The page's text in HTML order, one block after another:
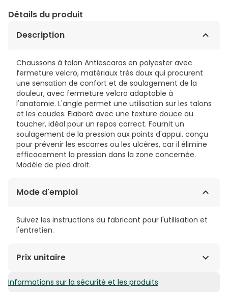
Détails du produit
Description
Chaussons à talon Antiescaras en polyester avec
fermeture velcro, matériaux très doux qui procurent
une sensation de confort et de soulagement de la
douleur, avec fermeture velcro adaptable à
l'anatomie. L'angle permet une utilisation sur les talons
et les coudes. Elaboré avec une texture douce au
toucher, idéal pour un repos correct. Fournit un
soulagement de la pression aux points d'appui, conçu
pour prévenir les escarres ou les ulcères, car il élimine
efficacement la pression dans la zone concernée.
Modèle de pied droit.
Mode d'emploi
Suivez les instructions du fabricant pour l'utilisation et
l'entretien.
Prix unitaire
12,21€ / Unités
Informations sur la sécurité et les produits